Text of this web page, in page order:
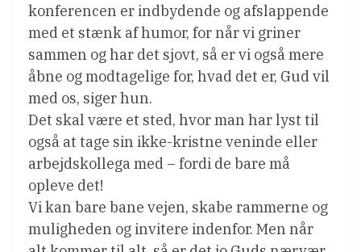
konferencen er indbydende og afslappende
med et stænk af humor, for når vi griner
sammen og har det sjovt, så er vi også mere
åbne og modtagelige for, hvad det er, Gud vil
med os, siger hun.
Det skal være et sted, hvor man har lyst til
også at tage sin ikke-kristne veninde eller
arbejdskollega med – fordi de bare må
opleve det!
Vi kan bare bane vejen, skabe rammerne og
muligheden og invitere indenfor. Men når